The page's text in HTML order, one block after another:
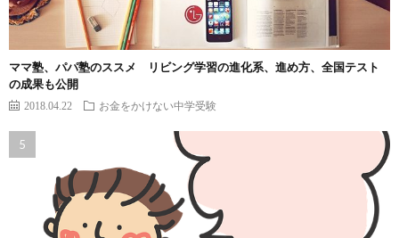
ママ塾、パパ塾のススメ リビング学習の進化系、進め方、全国テスト
の成果も公開
2018.04.22 お金をかけない中学受験